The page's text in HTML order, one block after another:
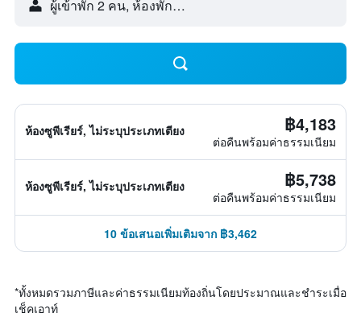
ผู้เข้าพัก 2 คน, ห้องพัก 1 ห้อง
ห้องซูพีเรียร์, ไม่ระบุประเภทเตียง ฿4,183
ต่อคืนพร้อมค่าธรรมเนียม
ห้องซูพีเรียร์, ไม่ระบุประเภทเตียง ฿5,738
ต่อคืนพร้อมค่าธรรมเนียม
10 ข้อเสนอเพิ่มเติมจาก ฿3,462
*ทั้งหมดรวมภาษีและค่าธรรมเนียมท้องถิ่นโดยประมาณและชำระเมื่อ
เช็คเอาท์